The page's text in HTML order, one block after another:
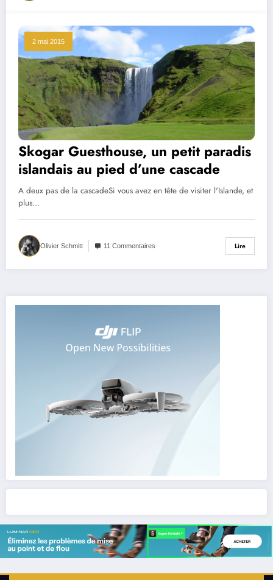
2 mai 2015
Skogar Guesthouse, un petit paradis
islandais au pied d’une cascade
A deux pas de la cascadeSi vous avez en tête de visiter l'Islande, et
plus…
Olivier Schmitt 11 Commentaires Lire